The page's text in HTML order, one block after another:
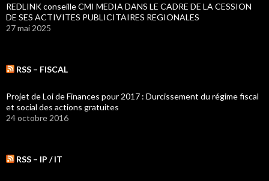
REDLINK conseille CMI MEDIA DANS LE CADRE DE LA CESSION
DE SES ACTIVITES PUBLICITAIRES REGIONALES
27 mai 2025
RSS – FISCAL
Projet de Loi de Finances pour 2017 : Durcissement du régime fiscal
et social des actions gratuites
24 octobre 2016
RSS – IP / IT